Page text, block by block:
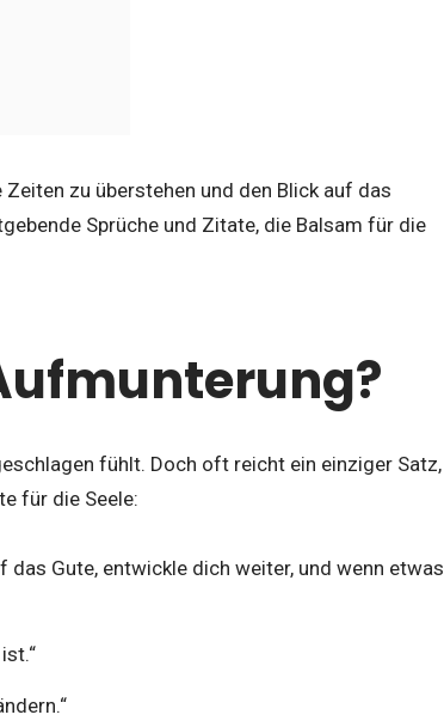
zu überstehen und den Blick auf das
Sprüche und Zitate, die Balsam für die
fühlt. Doch oft reicht ein einziger Satz,
für die Seele:
das Gute, entwickle dich weiter, und wenn etwas